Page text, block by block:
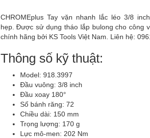
CHROMEplus Tay vặn nhanh lắc léo 3/8
hẹp. Được sử dụng tháo lắp bulong cho công
chính hãng bởi KS Tools Việt Nam. Liên hệ:
Thông số kỹ thuật:
Model: 918.3997
Đầu vuông: 3/8 inch
Đầu xoay 180°
Số bánh răng: 72
Chiều dài: 150 mm
Trọng lượng: 170 g
Lực mô-men: 202 Nm